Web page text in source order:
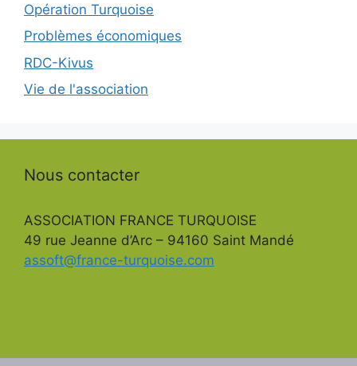
Opération Turquoise
Problèmes économiques
RDC-Kivus
Vie de l'association
Nous contacter
ASSOCIATION FRANCE TURQUOISE
49 rue Jeanne d’Arc – 94160 Saint Mandé
assoft@france-turquoise.com